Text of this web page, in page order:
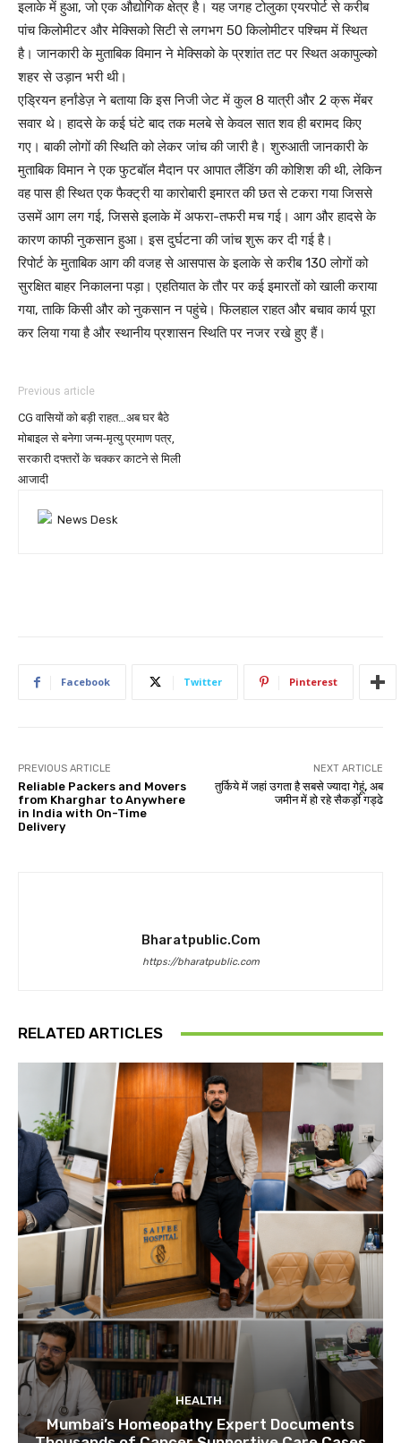
इलाके में हुआ, जो एक औद्योगिक क्षेत्र है। यह जगह टोलुका एयरपोर्ट से करीब
पांच किलोमीटर और मेक्सिको सिटी से लगभग 50 किलोमीटर पश्चिम में स्थित
है। जानकारी के मुताबिक विमान ने मेक्सिको के प्रशांत तट पर स्थित अकापुल्को
शहर से उड़ान भरी थी।
एड्रियन हर्नांडेज़ ने बताया कि इस निजी जेट में कुल 8 यात्री और 2 क्रू मेंबर
सवार थे। हादसे के कई घंटे बाद तक मलबे से केवल सात शव ही बरामद किए
गए। बाकी लोगों की स्थिति को लेकर जांच की जारी है। शुरुआती जानकारी के
मुताबिक विमान ने एक फुटबॉल मैदान पर आपात लैंडिंग की कोशिश की थी, लेकिन
वह पास ही स्थित एक फैक्ट्री या कारोबारी इमारत की छत से टकरा गया जिससे
उसमें आग लग गई, जिससे इलाके में अफरा-तफरी मच गई। आग और हादसे के
कारण काफी नुकसान हुआ। इस दुर्घटना की जांच शुरू कर दी गई है।
रिपोर्ट के मुताबिक आग की वजह से आसपास के इलाके से करीब 130 लोगों को
सुरक्षित बाहर निकालना पड़ा। एहतियात के तौर पर कई इमारतों को खाली कराया
गया, ताकि किसी और को नुकसान न पहुंचे। फिलहाल राहत और बचाव कार्य पूरा
कर लिया गया है और स्थानीय प्रशासन स्थिति पर नजर रखे हुए हैं।
Previous article
CG वासियों को बड़ी राहत…अब घर बैठे
मोबाइल से बनेगा जन्म-मृत्यु प्रमाण पत्र,
सरकारी दफ्तरों के चक्कर काटने से मिली
आजादी
Facebook Twitter Pinterest
PREVIOUS ARTICLE
Reliable Packers and Movers
from Kharghar to Anywhere
in India with On-Time
Delivery
NEXT ARTICLE
तुर्किये में जहां उगता है सबसे ज्यादा गेहूं, अब
जमीन में हो रहे सैकड़ों गड्ढे
Bharatpublic.com
https://bharatpublic.com
RELATED ARTICLES
HEALTH
Mumbai’s Homeopathy Expert Documents